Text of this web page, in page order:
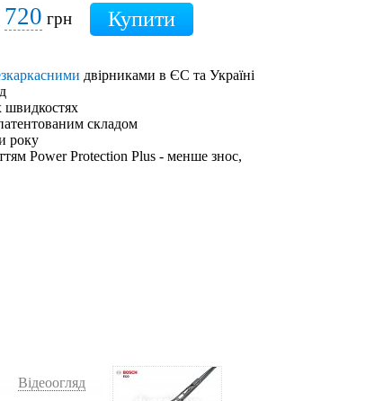
720 грн
двірниками в ЄС та Україні
швидкостях
складом
року
Power Protection Plus - менше знос,
Відеоогляд